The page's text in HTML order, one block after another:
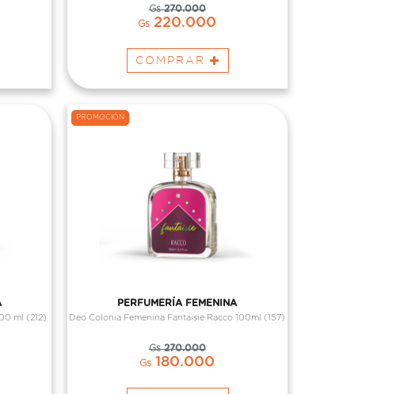
Gs270.000
Gs 220.000
COMPRAR
ml (212)
PROMOCIÓN
PERFUMERÍA FEMENINA
Deo Colonia Femenina Fantaisie Racco 100ml (157)
Gs270.000
Gs 180.000